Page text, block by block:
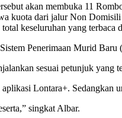
akan membuka 11
kuota dari jalur Non
keseluruhan yang
Penerimaan Murid Baru
sesuai petunjuk yang
Lontara+.
singkat Albar.